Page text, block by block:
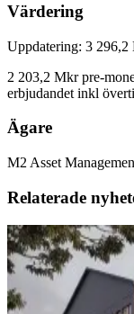
Värdering
Uppdatering: 3 296,2
2 203,2 Mkr pre-
erbjudandet inkl
Ägare
M2 Asset
Relaterade